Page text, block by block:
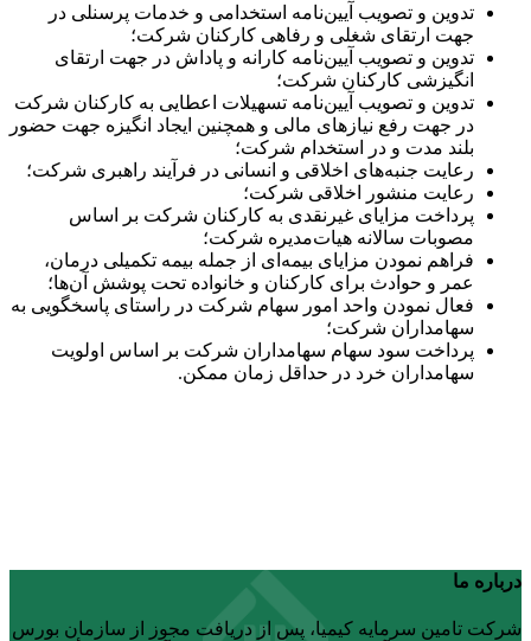
تدوین و تصویب آیین‌نامه استخدامی و خدمات پرسنلی در
جهت ارتقای شغلی و رفاهی کارکنان شرکت؛
تدوین و تصویب آیین‌نامه کارانه و پاداش در جهت ارتقای
انگیزشی کارکنان شرکت؛
تدوین و تصویب آیین‌نامه تسهیلات اعطایی به کارکنان شرکت
در جهت رفع نیازهای مالی و همچنین ایجاد انگیزه جهت حضور
بلند مدت و در استخدام شرکت؛
رعایت جنبه‌های اخلاقی و انسانی در فرآیند راهبری شرکت؛
رعایت منشور اخلاقی شرکت؛
پرداخت مزایای غیرنقدی به کارکنان شرکت بر اساس
مصوبات سالانه هیات‌مدیره شرکت؛
فراهم نمودن مزایای بیمه‌ای از جمله بیمه تکمیلی درمان،
عمر و حوادث برای کارکنان و خانواده تحت پوشش آن‌ها؛
فعال نمودن واحد امور سهام شرکت در راستای پاسخگویی به
سهامداران شرکت؛
پرداخت سود سهام سهامداران شرکت بر اساس اولویت
سهامداران خرد در حداقل زمان ممکن.
درباره ما
شرکت تامین سرمایه کیمیا، پس از دریافت مجوز از سازمان بورس